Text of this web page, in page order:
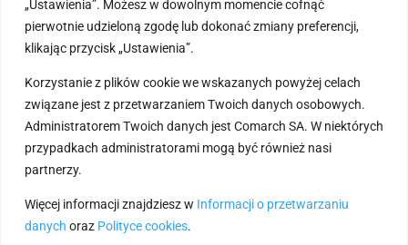
„Ustawienia”. Możesz w dowolnym momencie cofnąć
pierwotnie udzieloną zgodę lub dokonać zmiany preferencji,
klikając przycisk „Ustawienia”.
Korzystanie z plików cookie we wskazanych powyżej celach
związane jest z przetwarzaniem Twoich danych osobowych.
Administratorem Twoich danych jest Comarch SA. W niektórych
przypadkach administratorami mogą być również nasi
partnerzy.
Więcej informacji znajdziesz w Informacji o przetwarzaniu
danych oraz Polityce cookies.